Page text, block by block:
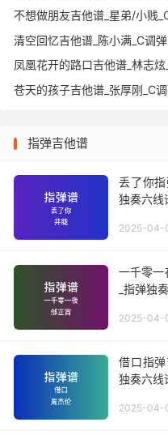
不想做朋友吉他谱_星弟/小贱_C调弹
清空回忆吉他谱_陈小满_C调弹唱
凤凰花开的路口吉他谱_林志炫_C调弹唱
苍天的孩子吉他谱_张厚刚_C调弹唱
指弹吉他谱
丢了你
独奏六线
2025-04-
一千零一
_指弹独
2025-04-
借口指
独奏六线
2025-04-